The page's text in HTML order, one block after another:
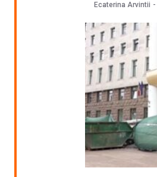
Ecaterina Arvintii -